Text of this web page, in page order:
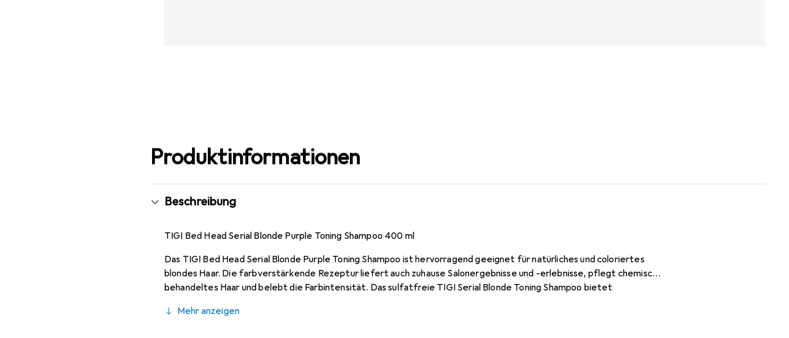
Produktinformationen
Beschreibung
TIGI Bed Head Serial Blonde Purple Toning Shampoo 400 ml
Das TIGI Bed Head Serial Blonde Purple Toning Shampoo ist hervorragend geeignet für natürliches und coloriertes
blondes Haar. Die farbverstärkende Rezeptur liefert auch zuhause Salonergebnisse und -erlebnisse, pflegt chemisch
behandeltes Haar und belebt die Farbintensität. Das sulfatfreie TIGI Serial Blonde Toning Shampoo bietet
unerwünschten Reflexen entgegenzuwirken, kühle Töne zu verstärken und blondes Haar klarer erscheinen zu lassen.
Mehr anzeigen